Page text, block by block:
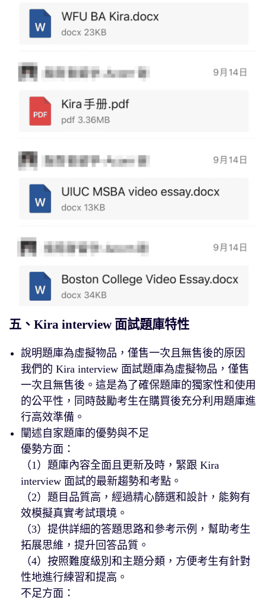
五、Kira interview 面試題庫特性
說明題庫為虛擬物品，僅售一次且無售後的原因
我們的 Kira interview 面試題庫為虛擬物品，僅售
一次且無售後。這是為了確保題庫的獨家性和使用
的公平性，同時鼓勵考生在購買後充分利用題庫進
行高效準備。
闡述自家題庫的優勢與不足
優勢方面：
（1）題庫內容全面且更新及時，緊跟 Kira
interview 面試的最新趨勢和考點。
（2）題目品質高，經過精心篩選和設計，能夠有
效模擬真實考試環境。
（3）提供詳細的答題思路和參考示例，幫助考生
拓展思維，提升回答品質。
（4）按照難度級別和主題分類，方便考生有針對
性地進行練習和提高。
不足方面：